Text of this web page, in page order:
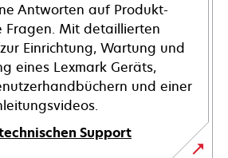
Antworten auf Produkt-
Fragen. Mit detaillierten
Einrichtung, Wartung und
eines Lexmark Geräts,
und einer
Support